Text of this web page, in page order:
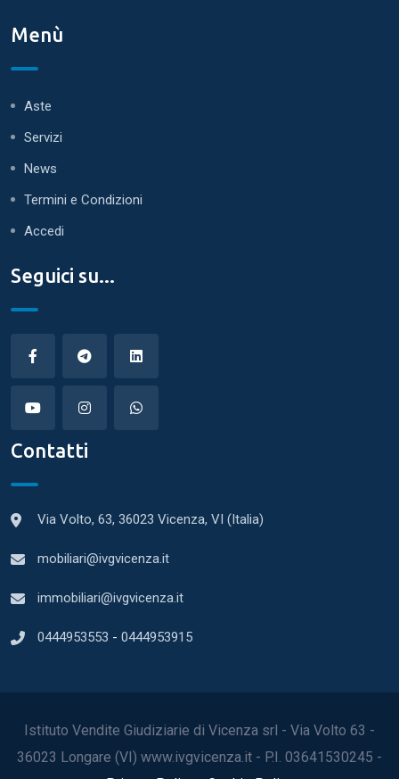
Menù
Aste
Servizi
News
Termini e Condizioni
Accedi
Seguici su...
Contatti
Via Volto, 63, 36023 Vicenza, VI (Italia)
mobiliari@ivgvicenza.it
immobiliari@ivgvicenza.it
0444953553 - 0444953915
Istituto Vendite Giudiziarie di Vicenza srl - Via Volto 63 -
36023 Longare (VI) www.ivgvicenza.it - P.I. 03641530245 -